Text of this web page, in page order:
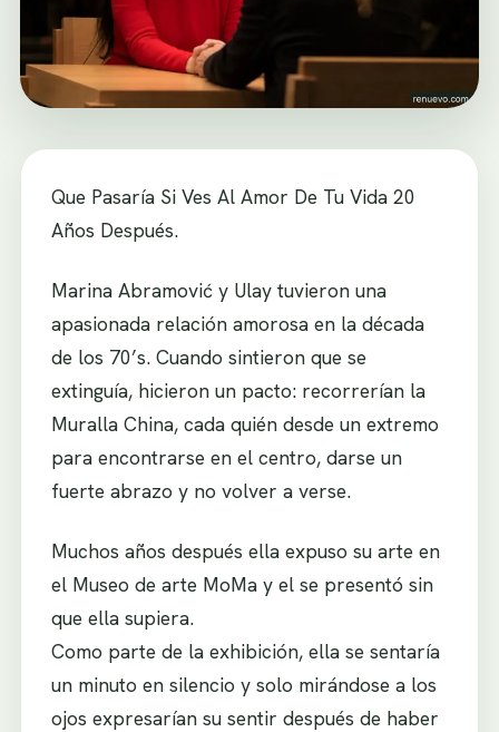
Que Pasaría Si Ves Al Amor De Tu Vida 20
Años Después.
Marina Abramović y Ulay tuvieron una
apasionada relación amorosa en la década
de los 70’s. Cuando sintieron que se
extinguía, hicieron un pacto: recorrerían la
Muralla China, cada quién desde un extremo
para encontrarse en el centro, darse un
fuerte abrazo y no volver a verse.
Muchos años después ella expuso su arte en
el Museo de arte MoMa y el se presentó sin
que ella supiera.
Como parte de la exhibición, ella se sentaría
un minuto en silencio y solo mirándose a los
ojos expresarían su sentir después de haber